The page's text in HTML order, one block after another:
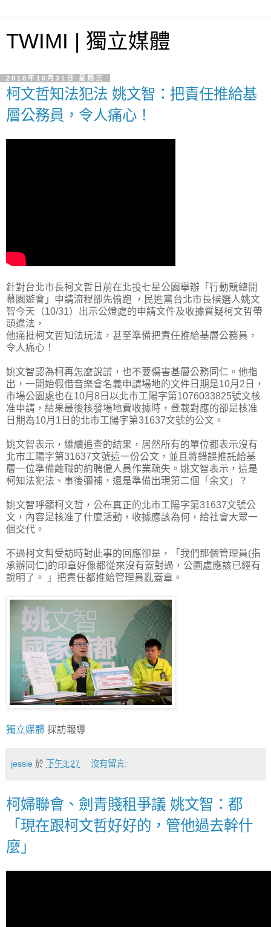
TWIMI | 獨立媒體
2018年10月31日 星期三
柯文哲知法犯法 姚文智：把責任推給基
層公務員，令人痛心！
針對台北市長柯文哲日前在北投七星公園舉辦「行動競總開
幕園遊會」申請流程卻先偷跑 ，民進黨台北市長候選人姚文
智今天（10/31）出示公燈處的申請文件及收據質疑柯文哲帶
頭違法，
他痛批柯文哲知法玩法，甚至準備把責任推給基層公務員，
令人痛心！
姚文智認為柯再怎麼說謊，也不要傷害基層公務同仁。他指
出，一開始假借音樂會名義申請場地的文件日期是10月2日，
市場公園處也在10月8日以北市工陽字第1076033825號文核
准申請，結果最後核發場地費收據時，登載對應的卻是核准
日期為10月1日的北市工陽字第31637文號的公文。
姚文智表示，繼續追查的結果，居然所有的單位都表示沒有
北市工陽字第31637文號這一份公文，並且將錯誤推託給基
層一位準備離職的約聘僱人員作業疏失。姚文智表示，這是
柯知法犯法、事後彌補，還是準備出現第二個「余文」？
姚文智呼籲柯文哲，公布真正的北市工陽字第31637文號公
文，內容是核准了什麼活動，收據應該為何，給社會大眾一
個交代。
不過柯文哲受訪時對此事的回應卻是，「我們那個管理員(指
承辦同仁)的印章好像都從來沒有蓋對過，公園處應該已經有
說明了。 」把責任都推給管理員亂蓋章。
獨立媒體 採訪報導
jessie 於 下午3:27 沒有留言:
柯婦聯會、劍青賤租爭議 姚文智：都
「現在跟柯文哲好好的，管他過去幹什
麼」